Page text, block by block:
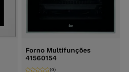
Forno Multifunções
41560154
(0)